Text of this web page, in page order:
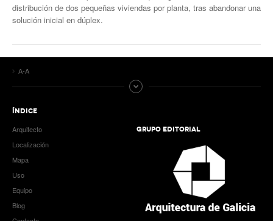
distribución de dos pequeñas viviendas por planta, tras abandonar una
solución inicial en dúplex.
A-A
ÍNDICE
Arquitecto
Localización
Mapa
Uso
Equipo
Blog
GRUPO EDITORIAL